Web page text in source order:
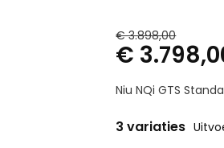
€ 3.898,00
€
Niu NQi GTS
3 variaties